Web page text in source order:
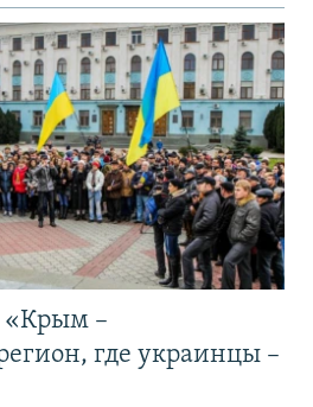
–
где украинцы –